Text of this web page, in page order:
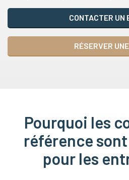
CONTACTER UN
RÉSERVER
Pourquoi les
référence
pour les